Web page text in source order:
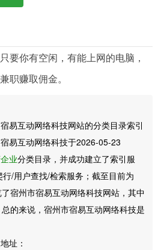
要你有空闲，有能上网的电脑，
职赚取佣金。
互动网络科技网站的分类目录索引
易互动网络科技于2026-05-23
业分类目录，并成功建立了索引服
/用户查找/检索服务；截至目前为
宿州市宿易互动网络科技网站，其中
的来说，宿州市宿易互动网络科技是
址：